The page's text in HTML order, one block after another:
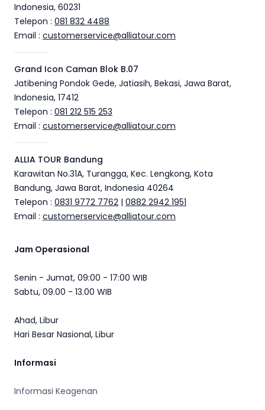
Indonesia, 60231
Telepon : 081 832 4488
Email : customerservice@alliatour.com
Grand Icon Caman Blok B.07
Jatibening Pondok Gede, Jatiasih, Bekasi, Jawa Barat,
Indonesia, 17412
Telepon : 081 212 515 253
Email : customerservice@alliatour.com
ALLIA TOUR Bandung
Karawitan No.31A, Turangga, Kec. Lengkong, Kota
Bandung, Jawa Barat, Indonesia 40264
Telepon : 0831 9772 7762 | 0882 2942 1951
Email : customerservice@alliatour.com
Jam Operasional
Senin - Jumat, 09:00 - 17:00 WIB
Sabtu, 09.00 - 13.00 WIB
Ahad, Libur
Hari Besar Nasional, Libur
Informasi
Informasi Keagenan